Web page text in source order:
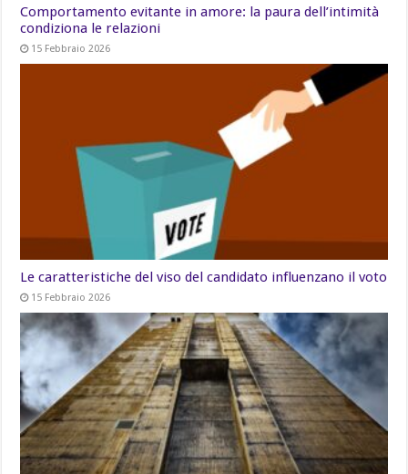
Comportamento evitante in amore: la paura dell’intimità
condiziona le relazioni
15 Febbraio 2026
Le caratteristiche del viso del candidato influenzano il voto
15 Febbraio 2026